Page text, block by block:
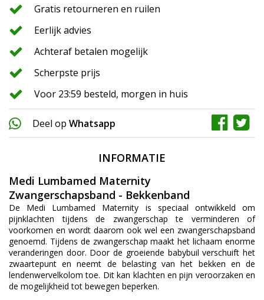
Gratis retourneren en ruilen
Eerlijk advies
Achteraf betalen mogelijk
Scherpste prijs
Voor 23:59 besteld, morgen in huis
Deel op Whatsapp
INFORMATIE
Medi Lumbamed Maternity
Zwangerschapsband - Bekkenband
De Medi Lumbamed Maternity is speciaal ontwikkeld om
pijnklachten tijdens de zwangerschap te verminderen of
voorkomen en wordt daarom ook wel een zwangerschapsband
genoemd. Tijdens de zwangerschap maakt het lichaam enorme
veranderingen door. Door de groeiende babybuil verschuift het
zwaartepunt en neemt de belasting van het bekken en de
lendenwervelkolom toe. Dit kan klachten en pijn veroorzaken en
de mogelijkheid tot bewegen beperken.